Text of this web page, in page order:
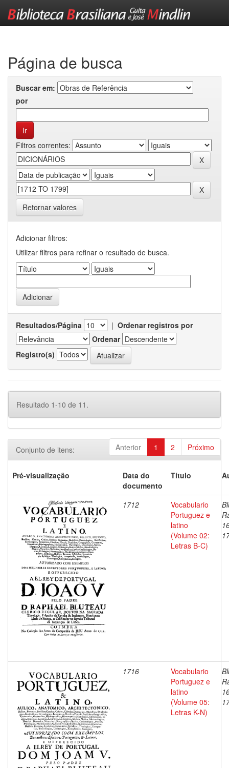
Página de busca
Buscar em:
por
Filtros correntes:
Retornar valores
Adicionar filtros:
Utilizar filtros para refinar o resultado de busca.
Resultados/Página | Ordenar registros por
Ordenar
Registro(s)
Resultado 1-10 de 11.
Anterior 1 2 Próximo
Conjunto de itens:
Pré-visualização
Data do
documento
Título
1712
Vocabulario
Portuguez e
latino
(Volume 02:
Letras B-C)
1716
Vocabulario
Portuguez e
latino
(Volume 05:
Letras K-N)